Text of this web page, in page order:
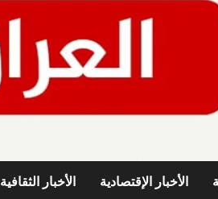
الأخبار الإقتصادية الأخبار الثقافية